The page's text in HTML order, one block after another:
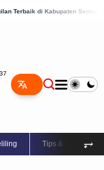
Semarang, Cek Sekarang!
Tips & Trik ⥅